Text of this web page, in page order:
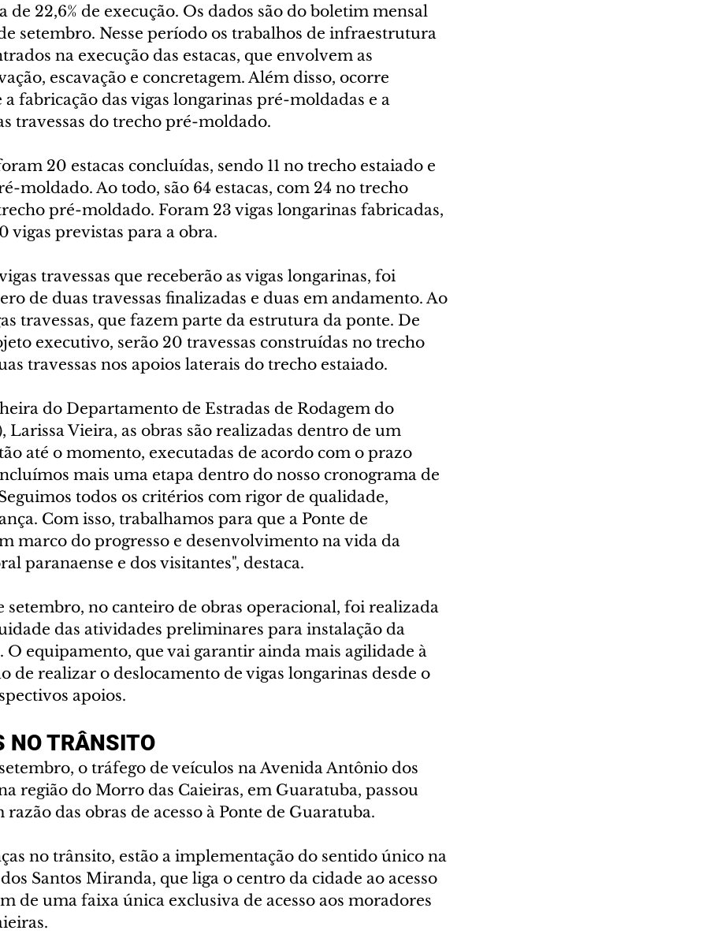
de 22,6% de execução. Os dados são do boletim mensal
setembro. Nesse período os trabalhos de infraestrutura
na execução das estacas, que envolvem as
escavação e concretagem. Além disso, ocorre
fabricação das vigas longarinas pré-moldadas e a
travessas do trecho pré-moldado.
20 estacas concluídas, sendo 11 no trecho estaiado e
moldado. Ao todo, são 64 estacas, com 24 no trecho
pré-moldado. Foram 23 vigas longarinas fabricadas,
vigas previstas para a obra.
travessas que receberão as vigas longarinas, foi
de duas travessas finalizadas e duas em andamento. Ao
travessas, que fazem parte da estrutura da ponte. De
executivo, serão 20 travessas construídas no trecho
travessas nos apoios laterais do trecho estaiado.
do Departamento de Estradas de Rodagem do
Larissa Vieira, as obras são realizadas dentro de um
até o momento, executadas de acordo com o prazo
mais uma etapa dentro do nosso cronograma de
todos os critérios com rigor de qualidade,
Com isso, trabalhamos para que a Ponte de
marco do progresso e desenvolvimento na vida da
paranaense e dos visitantes", destaca.
setembro, no canteiro de obras operacional, foi realizada
das atividades preliminares para instalação da
O equipamento, que vai garantir ainda mais agilidade à
de realizar o deslocamento de vigas longarinas desde o
apoios.
NO TRÂNSITO
o tráfego de veículos na Avenida Antônio dos
região do Morro das Caieiras, em Guaratuba, passou
das obras de acesso à Ponte de Guaratuba.
no trânsito, estão a implementação do sentido único na
Santos Miranda, que liga o centro da cidade ao acesso
de uma faixa única exclusiva de acesso aos moradores